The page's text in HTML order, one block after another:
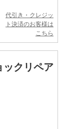
代引き・クレジッ
ト決済のお客様は
こちら
ックリペア